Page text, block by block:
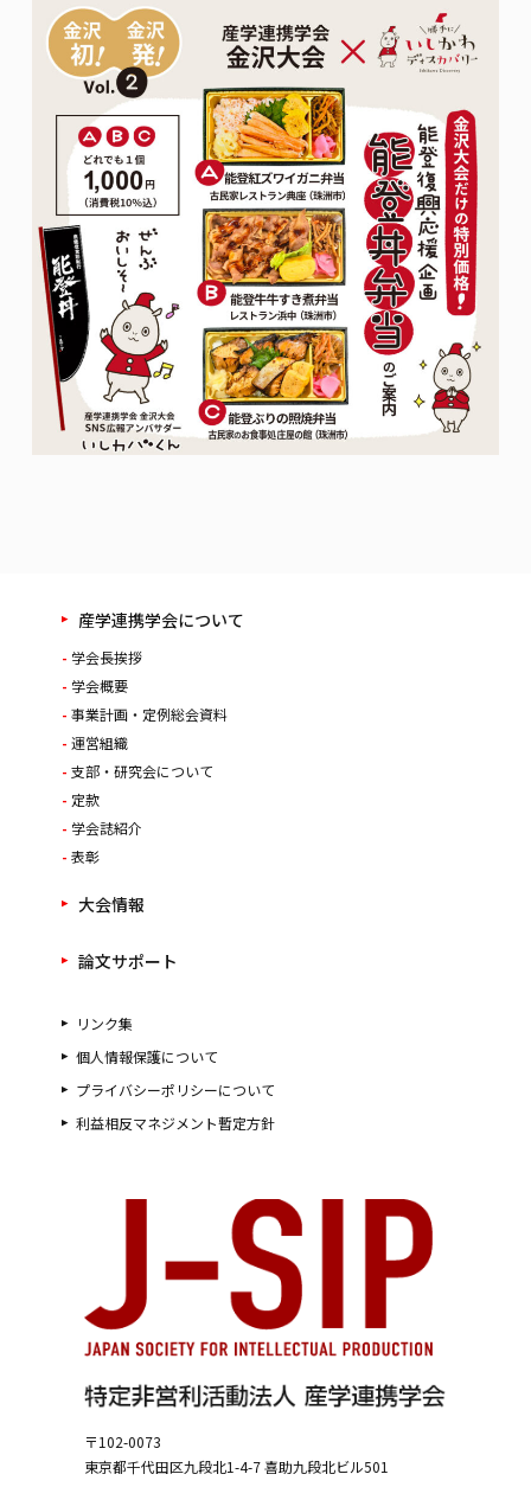
〒102-0073
東京都千代田区九段北1-4-7喜助九段北ビル501
産学連携学会について
学会長挨拶
学会概要
事業計画・定例総会資料
運営組織
支部・研究会について
定款
学会誌紹介
表彰
大会情報
論文サポート
リンク集
個人情報保護について
プライバシーポリシーについて
利益相反マネジメント暫定方針